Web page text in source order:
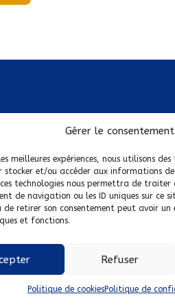
Gérer le consentement
meilleures expériences, nous utilisons
stocker et/ou accéder aux informations
technologies nous permettra de traiter
de navigation ou les ID uniques sur ce
de retirer son consentement peut avoir
et fonctions.
Refuser
Politique de cookiesPolitique de
de confidentialité
de cookies
suivre sur :